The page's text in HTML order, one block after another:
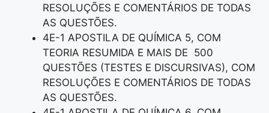
RESOLUÇÕES E COMENTÁRIOS DE TODAS
AS QUESTÕES.
4E-1 APOSTILA DE QUÍMICA 5, COM
TEORIA RESUMIDA E MAIS DE 500
QUESTÕES (TESTES E DISCURSIVAS), COM
RESOLUÇÕES E COMENTÁRIOS DE TODAS
AS QUESTÕES.